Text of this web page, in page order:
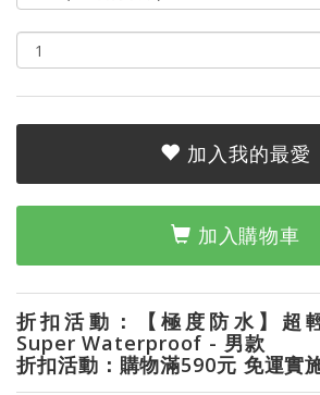
加入我的最愛
加入購物車
折扣活動：【極度防水】超
Super Waterproof - 男款
折扣活動：購物滿590元 免運實